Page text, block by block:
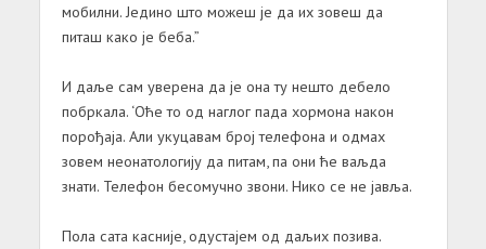
мобилни. Једино што можеш је да их зовеш да
питаш како је беба.”
И даље сам уверена да је она ту нешто дебело
побркала. ‘Оће то од наглог пада хормона након
порођаја. Али укуцавам број телефона и одмах
зовем неонатологију да питам, па они ће ваљда
знати. Телефон бесомучно звони. Нико се не јавља.
Пола сата касније, одустајем од даљих позива.